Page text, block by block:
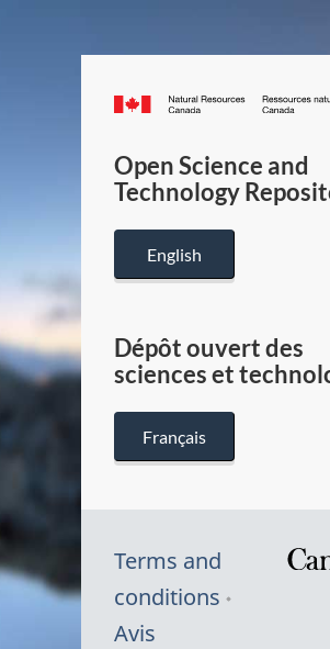
Canada.ca
Open Science and
Technology
English
Dépôt ouvert des
sciences et
Français
Terms and
conditions
Avis